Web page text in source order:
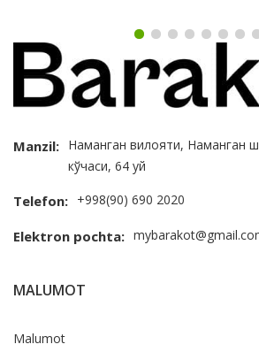
Manzil: Наманган вилояти, Наманган
кўчаси, 64 уй
Telefon: +998(90) 690 2020
Elektron pochta:
MALUMOT
Malumot